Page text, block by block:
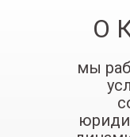
О
мы